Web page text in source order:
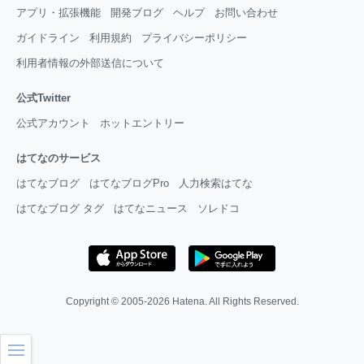
アプリ・拡張機能 開発ブログ ヘルプ お問い合わせ
ガイドライン 利用規約 プライバシーポリシー
利用者情報の外部送信について
公式Twitter
公式アカウント ホットエントリー
はてなのサービス
はてなブログ はてなブログPro 人力検索はてな
はてなブログ タグ はてなニュース ソレドコ
Copyright © 2005-2026 Hatena. All Rights Reserved.